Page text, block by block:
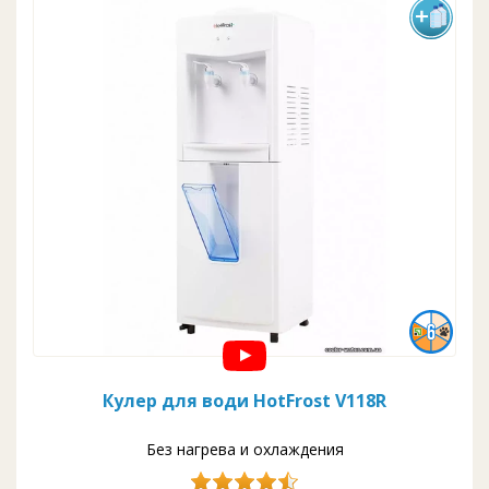
Кулер для води HotFrost V118R
Без нагрева и охлаждения